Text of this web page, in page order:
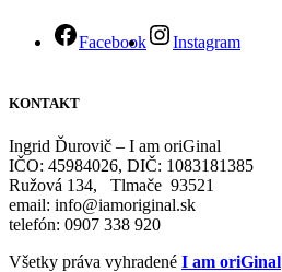
Facebook Instagram
KONTAKT
Ingrid Ďurovič – I am oriGinal
IČO: 45984026, DIČ: 1083181385
Ružová 134, Tlmače 93521
email: info@iamoriginal.sk
telefón: 0907 338 920
Všetky práva vyhradené I am oriGinal